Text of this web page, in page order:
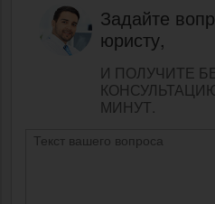
Задайте
юристу,
И ПОЛУЧИТЕ
МИНУТ.